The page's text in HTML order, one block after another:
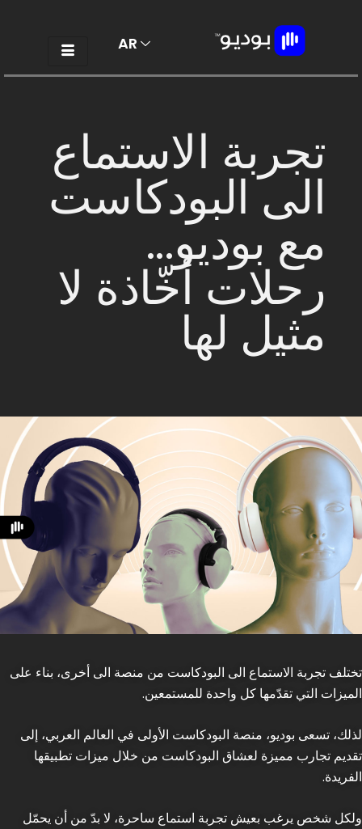
AR
تجربة الاستماع
الى البودكاست
مع بوديو...
رحلات أخّاذة لا
مثيل لها
تختلف تجربة الاستماع الى البودكاست من منصة الى أخرى، بناء على
الميزات التي تقدّمها كل واحدة للمستمعين.
لذلك، تسعى بوديو، منصة البودكاست الأولى في العالم العربي، إلى
تقديم تجارب مميزة لعشاق البودكاست من خلال ميزات تطبيقها
الفريدة.
ولكل شخص يرغب بعيش تجربة استماع ساحرة، لا بدّ من أن يحمّل